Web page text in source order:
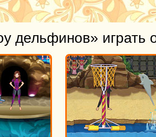
дельфинов» играть